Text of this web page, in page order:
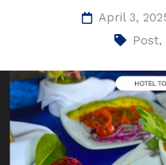
April 3,
Post,